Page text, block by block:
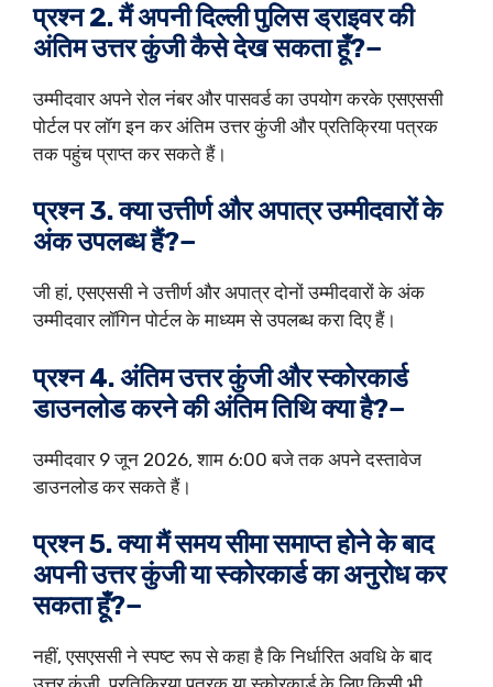
प्रश्न 2. मैं अपनी दिल्ली पुलिस ड्राइवर की
अंतिम उत्तर कुंजी कैसे देख सकता हूँ?−
उम्मीदवार अपने रोल नंबर और पासवर्ड का उपयोग करके एसएससी
पोर्टल पर लॉग इन कर अंतिम उत्तर कुंजी और प्रतिक्रिया पत्रक
तक पहुंच प्राप्त कर सकते हैं।
प्रश्न 3. क्या उत्तीर्ण और अपात्र उम्मीदवारों के
अंक उपलब्ध हैं?−
जी हां, एसएससी ने उत्तीर्ण और अपात्र दोनों उम्मीदवारों के अंक
उम्मीदवार लॉगिन पोर्टल के माध्यम से उपलब्ध करा दिए हैं।
प्रश्न 4. अंतिम उत्तर कुंजी और स्कोरकार्ड
डाउनलोड करने की अंतिम तिथि क्या है?−
उम्मीदवार 9 जून 2026, शाम 6:00 बजे तक अपने दस्तावेज
डाउनलोड कर सकते हैं।
प्रश्न 5. क्या मैं समय सीमा समाप्त होने के बाद
अपनी उत्तर कुंजी या स्कोरकार्ड का अनुरोध कर
सकता हूँ?−
नहीं, एसएससी ने स्पष्ट रूप से कहा है कि निर्धारित अवधि के बाद